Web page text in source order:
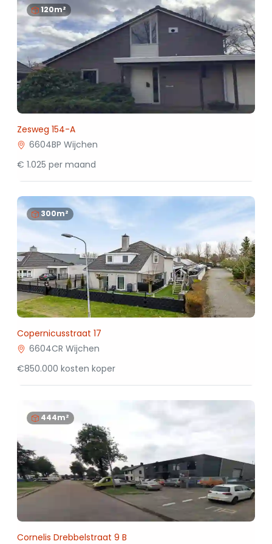
120m²
Zesweg 154-A
6604BP Wijchen
€ 1.025 per maand
300m²
Copernicusstraat 17
6604CR Wijchen
€850.000 kosten koper
444m²
Cornelis Drebbelstraat 9 B